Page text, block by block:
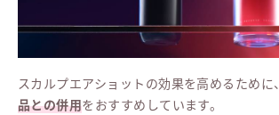
スカルプエアショットの効果を高めるために、
品との併用をおすすめしています。